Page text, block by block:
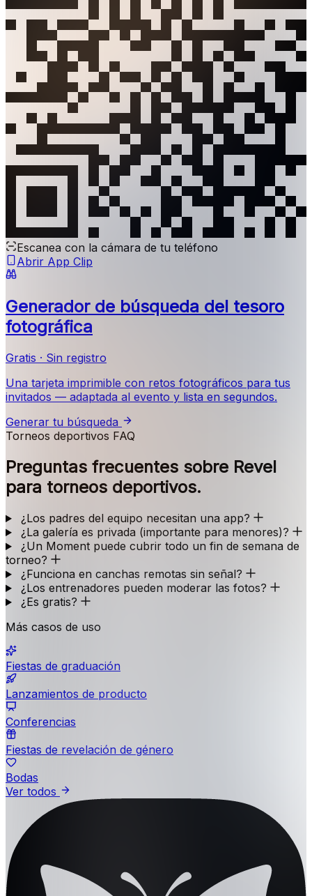
Escanea con la cámara de tu teléfono
Abrir App Clip
Generador de búsqueda del tesoro
fotográfica
Gratis · Sin registro
Una tarjeta imprimible con retos fotográficos para tus
invitados — adaptada al evento y lista en segundos.
Generar tu búsqueda
Torneos deportivos FAQ
Preguntas frecuentes sobre Revel
para torneos deportivos.
¿Los padres del equipo necesitan una app?
¿La galería es privada (importante para menores)?
¿Un Moment puede cubrir todo un fin de semana de
torneo?
¿Funciona en canchas remotas sin señal?
¿Los entrenadores pueden moderar las fotos?
¿Es gratis?
Más casos de uso
Fiestas de graduación
Lanzamientos de producto
Conferencias
Fiestas de revelación de género
Bodas
Ver todos